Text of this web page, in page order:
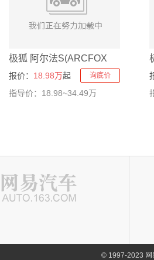
极狐 阿尔法S(ARCFOX
αS)
报价： 18.98万起 询底价
指导价：18.98~34.49万
©1997-2023 网